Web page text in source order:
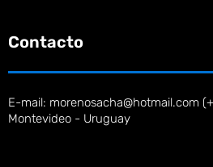
Contacto
E-mail: morenosacha@hotmail.com
Montevideo - Uruguay